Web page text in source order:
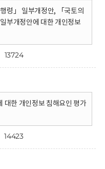
령」 일부개정안, 「국토의
부개정안에 대한 개인정보
13724
대한 개인정보 침해요인 평가
14423